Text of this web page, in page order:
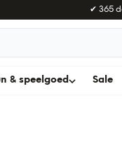
✔ 365
& speelgoed Sale